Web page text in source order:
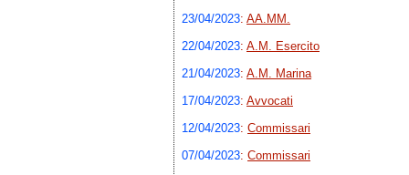
23/04/2023: AA.MM.
22/04/2023: A.M. Esercito
21/04/2023: A.M. Marina
17/04/2023: Avvocati
12/04/2023: Commissari
07/04/2023: Commissari